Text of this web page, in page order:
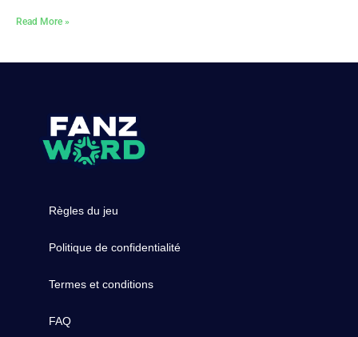
Read More »
Règles du jeu
Politique de confidentialité
Termes et conditions
FAQ